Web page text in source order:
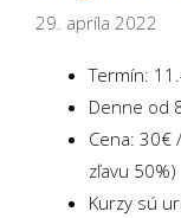
29. apríla 2022
Termín:
Denne od
Cena: 30€
zľavu 50%)
Kurzy sú